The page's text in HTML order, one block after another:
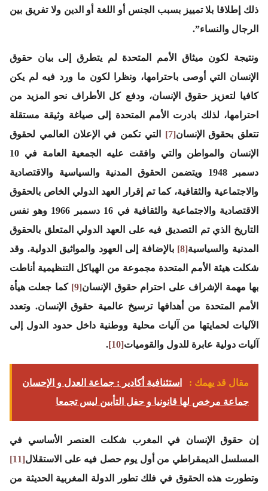
ذلك إطلاقا بلا تمييز بسبب الجنس أو اللغة أو الدين ولا تفريق بين
الرجال والنساء”.
ونتيجة لكون ميثاق الأمم المتحدة لم يتطرق إلى بيان حقوق
الإنسان التي أوصى باحترامها، ونظرا لكون ما ورد فيه لم يكن
كافيا لتعزيز حقوق الإنسان، ودفع كل الأطراف نحو المزيد من
احترامها، لذلك بادرت الأمم المتحدة إلى صياغة وثيقة مستقلة
تتعلق بحقوق الإنسان[7]
التي تكمن في الإعلان العالمي لحقوق
الإنسان والمواطن والتي وافقت عليه الجمعية العامة في 10
دسمبر 1948 ويتضمن الحقوق المدنية والسياسية والاقتصادية
والاجتماعية والثقافية، كما تم إقرار العهد الدولي الخاص بالحقوق
الاقتصادية والاجتماعية والثقافية في 16 دسمبر 1966 وهو نفس
التاريخ الذي تم التصديق فيه على العهد الدولي المتعلق بالحقوق
المدنية والسياسية[8]
بالإضافة إلى العهود والمواثيق الدولية. وقد
شكلت هيئة الأمم المتحدة مجموعة من الهياكل التنظيمية أناطت
بها مهمة الإشراف على احترام حقوق الإنسان[9]
كما جعلت هيأة
الأمم المتحدة من أهدافها ترسيخ عالمية حقوق الإنسان. وتعدد
الآليات لحمايتها من آليات محلية ووطنية داخل حدود الدول إلى
آليات دولية عابرة للدول والقوميات[10]
.
مقال قد يهمك :
استئنافية أكادير : جماعة العدل و الإحسان
جماعة مرخص لها قانونيا و حفل التأبين ليس تجمعا
إن حقوق الإنسان في المغرب شكلت العنصر الأساسي في
المسلسل الديمقراطي من أول يوم حصل فيه على الاستقلال[11]
وتطورت هذه الحقوق في فلك تطور الدولة المغربية الحديثة من